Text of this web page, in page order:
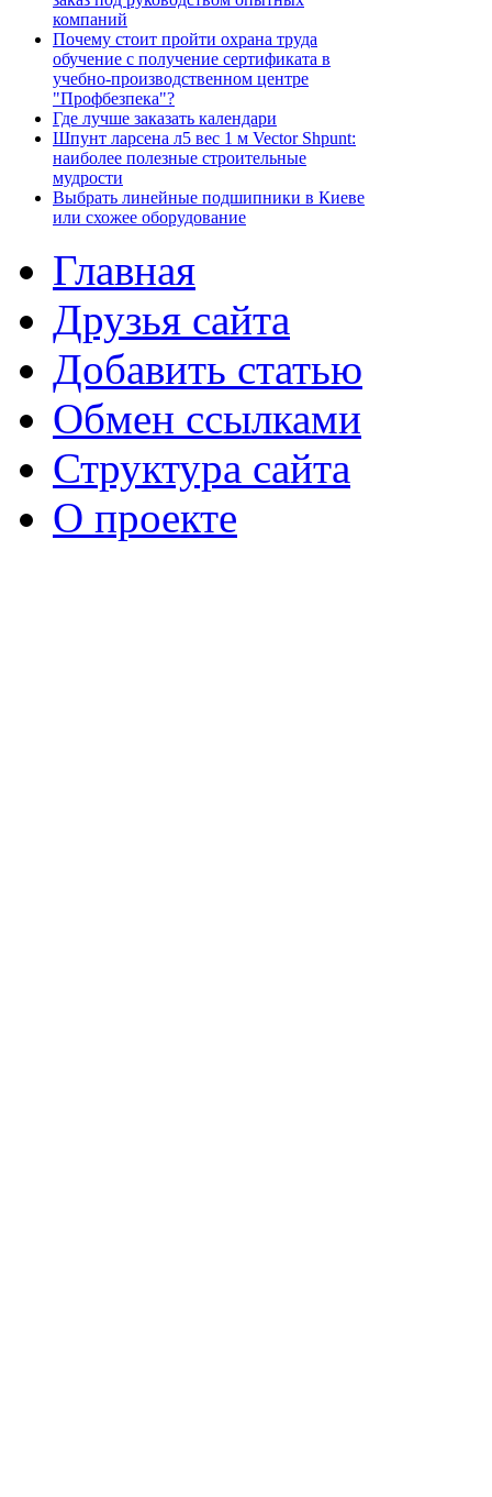
компаний
Почему стоит пройти охрана труда
обучение с получение сертификата в
учебно-производственном центре
"Профбезпека"?
Где лучше заказать календари
Шпунт ларсена л5 вес 1 м Vector Shpunt:
наиболее полезные строительные
мудрости
Выбрать линейные подшипники в Киеве
или схожее оборудование
Главная
Друзья сайта
Добавить статью
Обмен ссылками
Структура сайта
О проекте